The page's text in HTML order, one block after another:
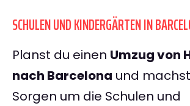
SCHULEN UND KINDERGÄRTEN IN
Planst du einen Umzug von
nach Barcelona und
Sorgen um die Schulen und